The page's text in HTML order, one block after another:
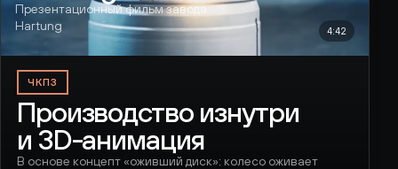
Презентационный фильм завода
Hartung
4:42
ЧКПЗ
Производство изнутри
и 3D-анимация
В основе концепт «оживший диск»: колесо оживает